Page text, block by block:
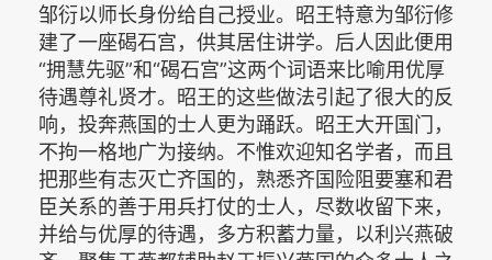
邹衍以师长身份给自己授业。昭王特意为邹衍修
建了一座碣石宫，供其居住讲学。后人因此便用
“拥慧先驱”和“碣石宫”这两个词语来比喻用优厚
待遇尊礼贤才。昭王的这些做法引起了很大的反
响，投奔燕国的士人更为踊跃。昭王大开国门，
不拘一格地广为接纳。不惟欢迎知名学者，而且
把那些有志灭亡齐国的，熟悉齐国险阻要塞和君
臣关系的善于用兵打仗的士人，尽数收留下来，
并给与优厚的待遇，多方积蓄力量，以利兴燕破